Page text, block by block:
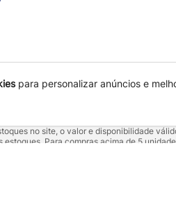
no site, o valor e disponibilidade
Para compras acima de 5
para personalizar anúncios e